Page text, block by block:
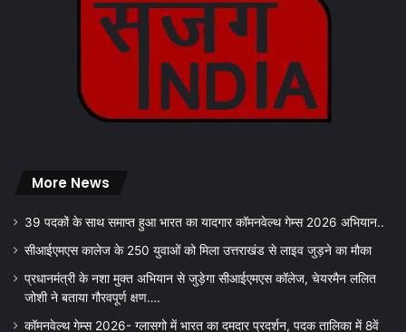
More News
39 पदकों के साथ समाप्त हुआ भारत का यादगार कॉमनवेल्थ गेम्स 2026 अभियान..
सीआईएमएस कालेज के 250 युवाओं को मिला उत्तराखंड से लाइव जुड़ने का मौका
प्रधानमंत्री के नशा मुक्त अभियान से जुड़ेगा सीआईएमएस कॉलेज, चेयरमैन ललित
जोशी ने बताया गौरवपूर्ण क्षण….
कॉमनवेल्थ गेम्स 2026- ग्लासगो में भारत का दमदार प्रदर्शन, पदक तालिका में 8वें